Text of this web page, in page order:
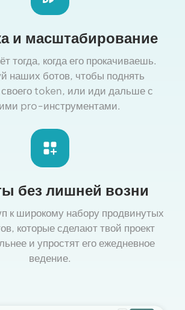
и масштабирование
тогда, когда его прокачиваешь.
наших ботов, чтобы поднять
token, или иди дальше с
pro-инструментами.
без лишней возни
к широкому набору продвинутых
которые сделают твой проект
и упростят его ежедневное
ведение.